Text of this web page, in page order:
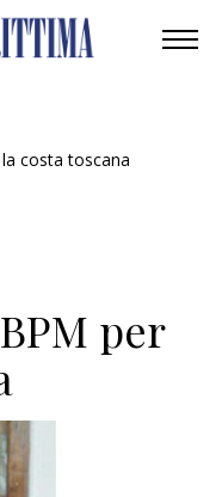
costa toscana
per